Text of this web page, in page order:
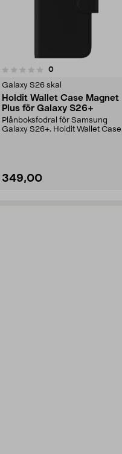
0recensioner
Galaxy S26 skal
Holdit Wallet Case Magnet
Plus för Galaxy S26+
Plånboksfodral för Samsung
Galaxy S26+. Holdit Wallet Case
349,00
0.0 av 5 stjärnor